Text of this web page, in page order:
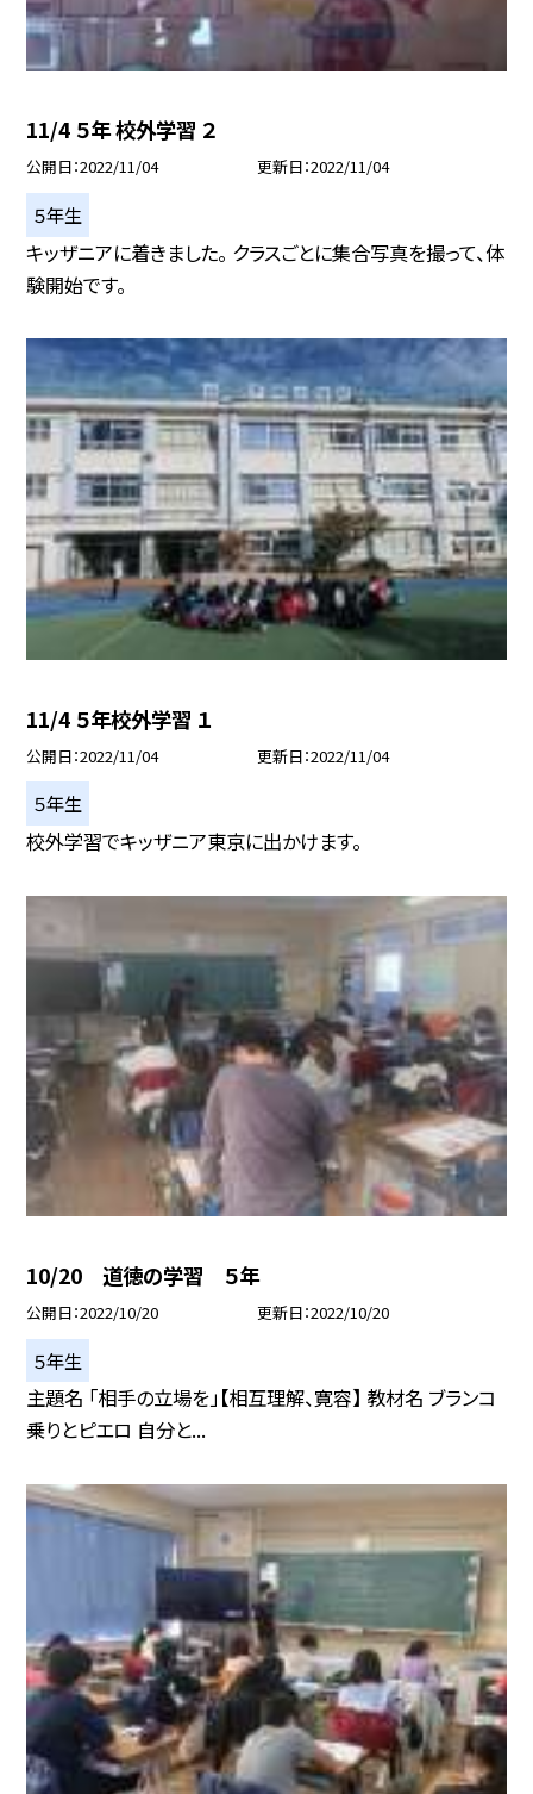
11/4 ５年 校外学習 ２
公開日 2022/11/04 更新日 2022/11/04
５年生
キッザニアに着きました。 クラスごとに集合写真を撮って、体
験開始です。
11/4 ５年校外学習 １
公開日 2022/11/04 更新日 2022/11/04
５年生
校外学習でキッザニア東京に出かけます。
10/20 道徳の学習 ５年
公開日 2022/10/20 更新日 2022/10/20
５年生
主題名 「相手の立場を」【相互理解、寛容】 教材名 ブランコ
乗りとピエロ 自分と...